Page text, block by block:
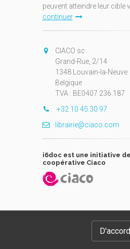
D'accord
peuvent atteindre leur cible
continuer
CIACO sc
Grand-Rue, 2/14
1348 Louvain-la-Neuve
Belgique
TVA : BE0407.236.187
+32 10 45 30 97
librairie@ciaco.com
i6doc est une initiative
coopérative Ciaco